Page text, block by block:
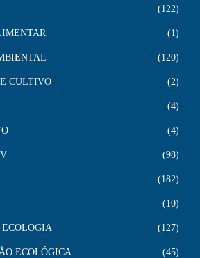
122
1
120
CULTIVO 2
4
4
98
182
10
127
ECOLÓGICA 45